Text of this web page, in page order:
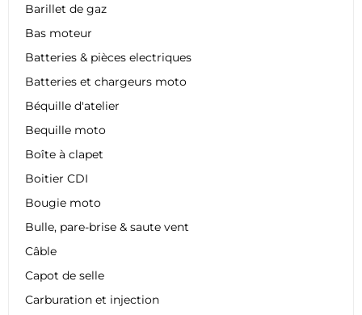
Barillet de gaz
Bas moteur
Batteries & pièces electriques
Batteries et chargeurs moto
Béquille d'atelier
Bequille moto
Boîte à clapet
Boitier CDI
Bougie moto
Bulle, pare-brise & saute vent
Câble
Capot de selle
Carburation et injection